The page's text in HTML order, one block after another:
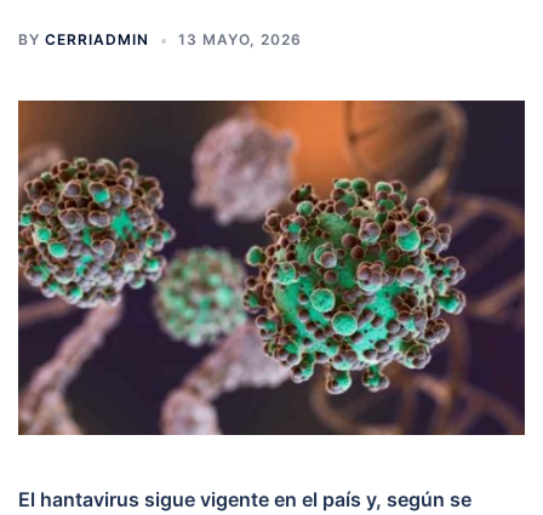
BY CERRIADMIN 13 MAYO, 2026
El hantavirus sigue vigente en el país y, según se